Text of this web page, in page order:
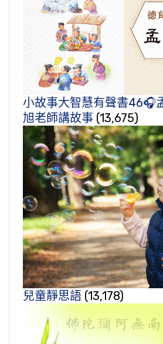
小故事大智慧有聲書46🎧
旭老師講故事 (13,675)
兒童靜思語 (13,178)